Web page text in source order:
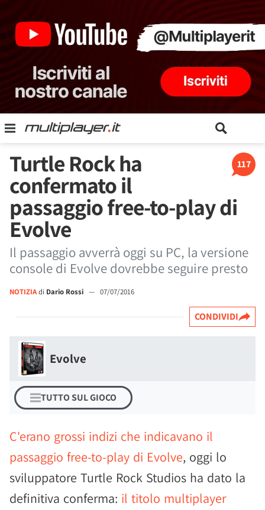
117
Turtle Rock ha
confermato il
passaggio free-to-play di
Evolve
Il passaggio avverrà oggi su PC, la versione
console di Evolve dovrebbe seguire presto
NOTIZIAdi Dario Rossi — 07/07/2016
CONDIVIDI
Evolve
TUTTO SUL GIOCO
C'erano grossi indizi che indicavano il
passaggio free-to-play di Evolve, oggi lo
sviluppatore Turtle Rock Studios ha dato la
definitiva conferma: il titolo multiplayer